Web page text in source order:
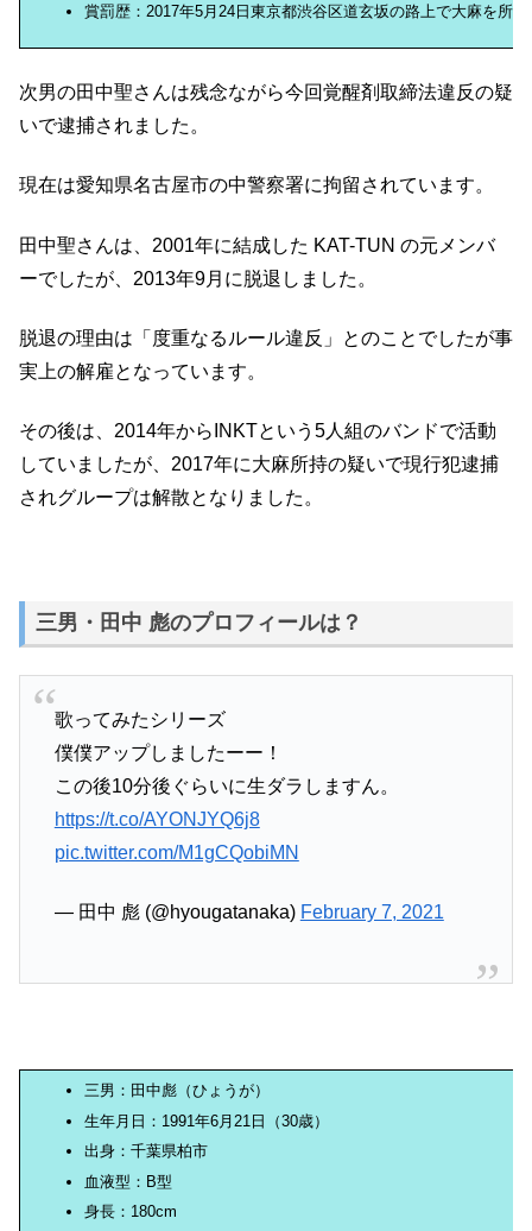
賞罰歴：2017年5月24日東京都渋谷区道玄坂の路上で大麻を所
次男の田中聖さんは残念ながら今回覚醒剤取締法違反の疑
いで逮捕されました。
現在は愛知県名古屋市の中警察署に拘留されています。
田中聖さんは、2001年に結成した KAT-TUN の元メンバ
ーでしたが、2013年9月に脱退しました。
脱退の理由は「度重なるルール違反」とのことでしたが事
実上の解雇となっています。
その後は、2014年からINKTという5人組のバンドで活動
していましたが、2017年に大麻所持の疑いで現行犯逮捕
されグループは解散となりました。
三男・田中 彪のプロフィールは？
歌ってみたシリーズ
僕僕アップしましたーー！
この後10分後ぐらいに生ダラしますん。
https://t.co/AYONJYQ6j8
pic.twitter.com/M1gCQobiMN
— 田中 彪 (@hyougatanaka) February 7, 2021
三男：田中彪（ひょうが）
生年月日：1991年6月21日（30歳）
出身：千葉県柏市
血液型：B型
身長：180cm